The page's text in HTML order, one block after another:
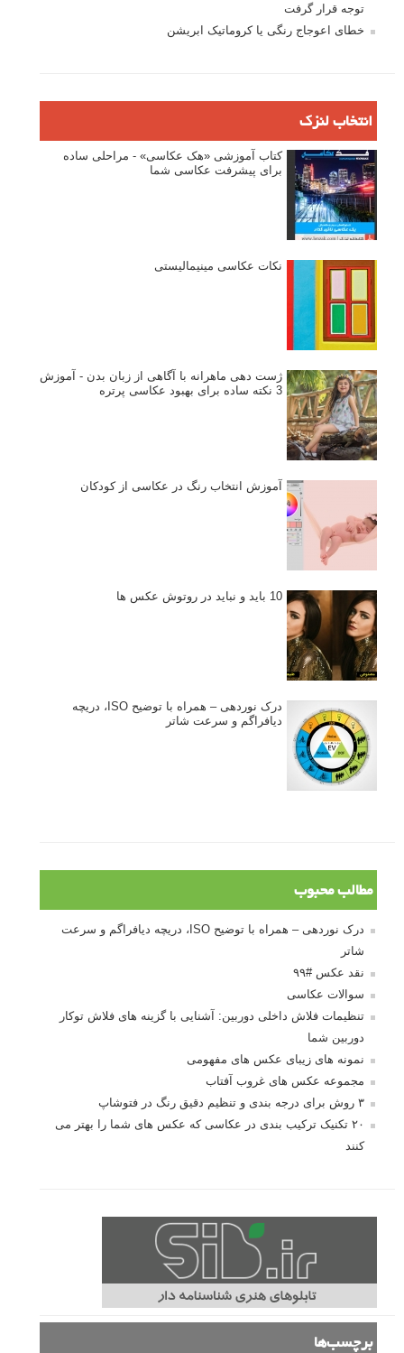
توجه قرار گرفت
خطای اعوجاج رنگی یا کروماتیک ابریشن
انتخاب لنزک
کتاب آموزشی «هک عکاسی» - مراحلی ساده
برای پیشرفت عکاسی شما
نکات عکاسی مینیمالیستی
ژست دهی ماهرانه با آگاهی از زبان بدن - آموزش
3 نکته ساده برای بهبود عکاسی پرتره
آموزش انتخاب رنگ در عکاسی از کودکان
10 باید و نباید در روتوش عکس ها
درک نوردهی – همراه با توضیح ISO، دریچه
دیافراگم و سرعت شاتر
مطالب محبوب
درک نوردهی – همراه با توضیح ISO، دریچه دیافراگم و سرعت
شاتر
نقد عکس #۹۹
سوالات عکاسی
تنظیمات فلاش داخلی دوربین: آشنایی با گزینه های فلاش توکار
دوربین شما
نمونه های زیبای عکس های مفهومی
مجموعه عکس های غروب آفتاب
۳ روش برای درجه بندی و تنظیم دقیق رنگ در فتوشاپ
۲۰ تکنیک ترکیب بندی در عکاسی که عکس های شما را بهتر می
کنند
برچسب‌ها